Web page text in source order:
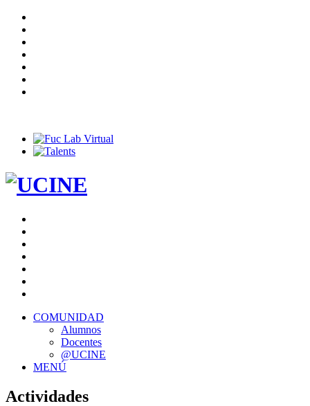
COMUNIDAD
Alumnos
Docentes
@UCINE
MENÚ
Actividades